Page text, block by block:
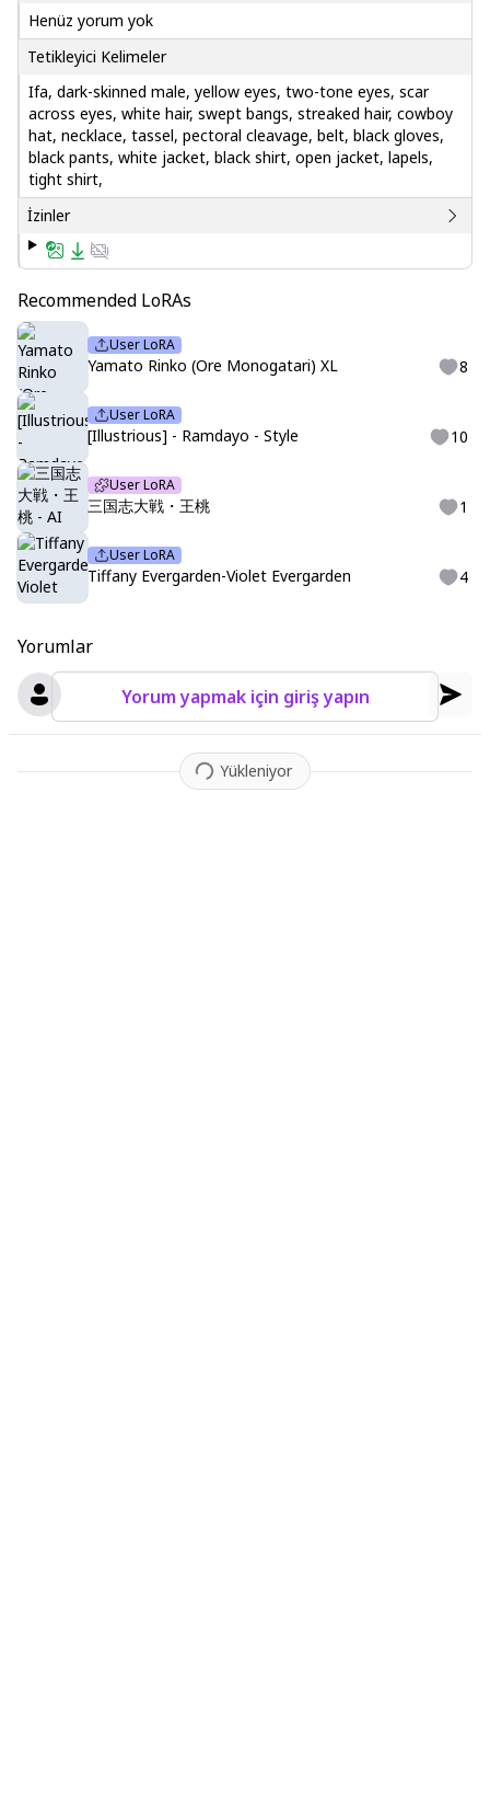
Henüz yorum yok
Tetikleyici Kelimeler
Ifa, dark-skinned male, yellow eyes, two-tone eyes, scar
across eyes, white hair, swept bangs, streaked hair, cowboy
hat, necklace, tassel, pectoral cleavage, belt, black gloves,
black pants, white jacket, black shirt, open jacket, lapels,
tight shirt,
İzinler
Recommended LoRAs
User LoRA
Yamato Rinko (Ore Monogatari) XL 8
User LoRA
[Illustrious] - Ramdayo - Style 10
User LoRA
三国志大戦・王桃 1
User LoRA
Tiffany Evergarden-Violet Evergarden 4
Yorumlar
Yorum yapmak için giriş yapın
Yükleniyor